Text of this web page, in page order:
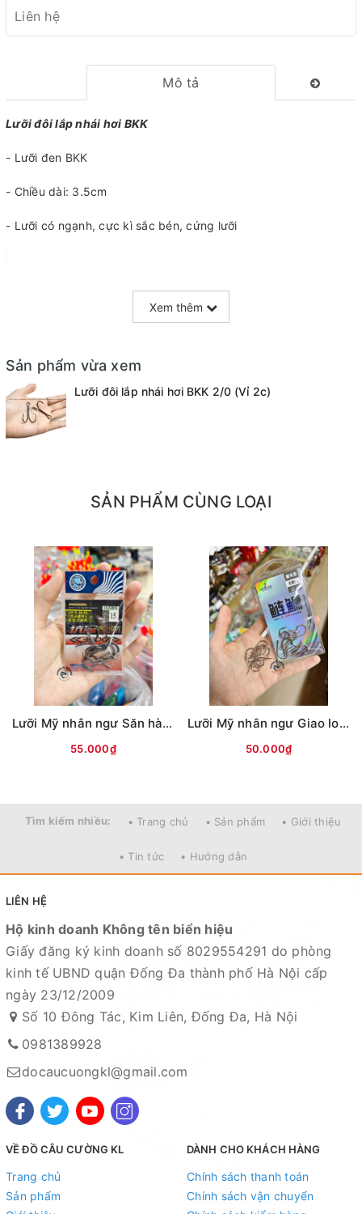
Liên hệ
Mô tả
Lưỡi đôi lắp nhái hơi BKK
- Lưỡi đen BKK
- Chiều dài: 3.5cm
- Lưỡi có ngạnh, cực kì sắc bén, cứng lưỡi
Mọi thắc mắc liên hệ SĐT : 098.138.9928 - 098.902.9066 -
090.565.6668 - 091.258.3939
Đồ câu chính hãng, đúng thông tin mô tả và sản phẩm đặt mua
Ảnh sản phẩm là cửa hàng 100% tự tay chụp nên mọi thông tin
và ảnh đều phù hợp với sản phẩm thực tế
Nếu sản phẩm bị lỗi hoặc xảy ra sự cố trong quá trình vận
chuyển, sử dụng. Chúng tôi sẽ hỗ trợ ngay cho quý khách hàng
và sẽ chịu trách nhiệm hoàn toàn để phục vụ khách hàng tốt
Xem thêm
Sản phẩm vừa xem
Lưỡi đôi lắp nhái hơi BKK 2/0 (Vỉ 2c)
SẢN PHẨM CÙNG LOẠI
Lưỡi Mỹ nhân ngư Săn hàng (ĐEN)
55.000₫
Lưỡi Mỹ nhân ngư Giao long có ngạnh (Trắng)
50.000₫
Tìm kiếm nhiều: • Trang chủ • Sản phẩm • Giới thiệu
• Tin tức • Hướng dẫn
LIÊN HỆ
Hộ kinh doanh Không tên biển hiệu
Giấy đăng ký kinh doanh số 8029554291 do phòng
kinh tế UBND quận Đống Đa thành phố Hà Nội cấp
ngày 23/12/2009
Số 10 Đông Tác, Kim Liên, Đống Đa, Hà Nội
0981389928
docaucuongkl@gmail.com
VỀ ĐỒ CÂU CƯỜNG KL
Trang chủ
Sản phẩm
DÀNH CHO KHÁCH HÀNG
Chính sách thanh toán
Chính sách vận chuyển